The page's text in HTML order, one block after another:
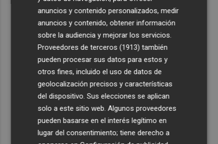
anuncios y contenido personalizados, medir
anuncios y contenido, obtener información
sobre la audiencia y mejorar los servicios.
Proveedores de terceros (1913) también
pueden procesar sus datos para estos y
otros fines, incluido el uso de datos de
geolocalización precisos y características
del dispositivo. Sus elecciones se aplican
solo a este sitio web. Algunos proveedores
pueden basarse en el interés legítimo en
lugar del consentimiento; tiene derecho a